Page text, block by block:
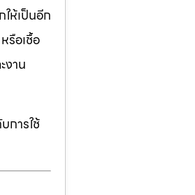
ห้เป็นอีก
รือเชื้อ
งาน
การใช้